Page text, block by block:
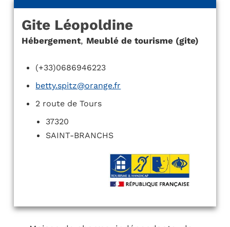
Gite Léopoldine
Hébergement, Meublé de tourisme (gite)
(+33)0686946223
betty.spitz@orange.fr
2 route de Tours
37320
SAINT-BRANCHS